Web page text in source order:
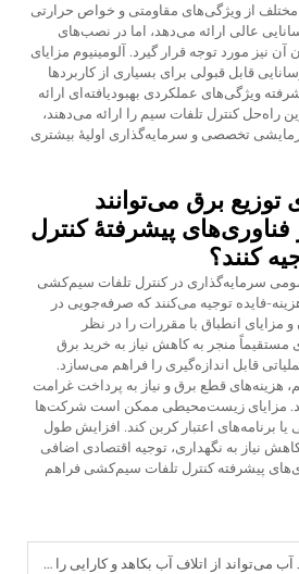
از ویژگی‌های مقاومتی و خواص حرارتی
عالی ارائه می‌دهد، اما در نصب‌های
نیز مورد توجه قرار گیرد. آلومینیوم مزایای
قابل قبولی برای بسیاری از کاربردها
ویژگی‌های عملکردی بهبودیافته‌ای ارائه
راه‌حل کنترل تلفات سیم را ارائه می‌دهند،
تخصصی و سرمایه‌گذاری اولیهٔ بیشتری
برق می‌توانند
پیشرفتهٔ کنترل
کنند؟
سرمایه‌گذاری در کنترل تلفات سیم‌کشی
فایده توجیه می‌کنند که صرفه‌جویی در
و مزایای انطباق با مقررات را در نظر
منجر به کاهش نیاز به خرید برق
قابل اندازه‌گیری را فراهم می‌سازد.
هزینه‌های قطع برق و نیاز به پرداخت غرامت
مزایای زیست‌محیطی ممکن است شرکت‌ها
برنامه‌های اعتبار کربن کند. افزایش طول
نیاز به نگهداری، توجیه اقتصادی اضافی
پیشرفته کنترل تلفات سیم‌کشی فراهم
از اتلاف آب بکاهد و کارایی را بهبود بخشد؟